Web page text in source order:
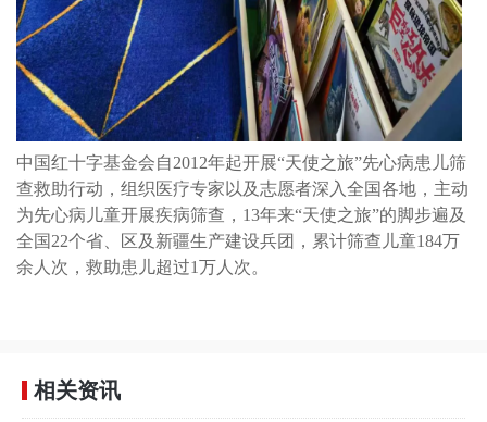
中国红十字基金会自2012年起开展“天使之旅”先心病患儿筛
查救助行动，组织医疗专家以及志愿者深入全国各地，主动
为先心病儿童开展疾病筛查，13年来“天使之旅”的脚步遍及
全国22个省、区及新疆生产建设兵团，累计筛查儿童184万
余人次，救助患儿超过1万人次。
相关资讯